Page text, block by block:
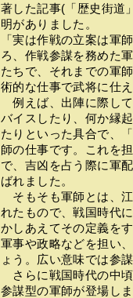
著した記事(「歴史街道
明がありました。
「実は作戦の立案は軍
ろ、作戦参謀を務めた
たちで、それまでの軍
術的な仕事で武将に仕
例えば、出陣に際し
バイスしたり、何か縁
たりといった具合で、
師の仕事です。これを
で、吉凶を占う際に軍
ばれました。
そもそも軍師とは、
れたもので、戦国時代
かしあえてその定義を
軍事や政略などを担い
ょう。広い意味では参
さらに戦国時代の中
参謀型の軍師が登場し